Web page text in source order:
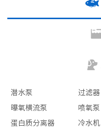
潜水泵 过滤器
曝氧横流泵 喷氧泵
蛋白质分离器 冷水机